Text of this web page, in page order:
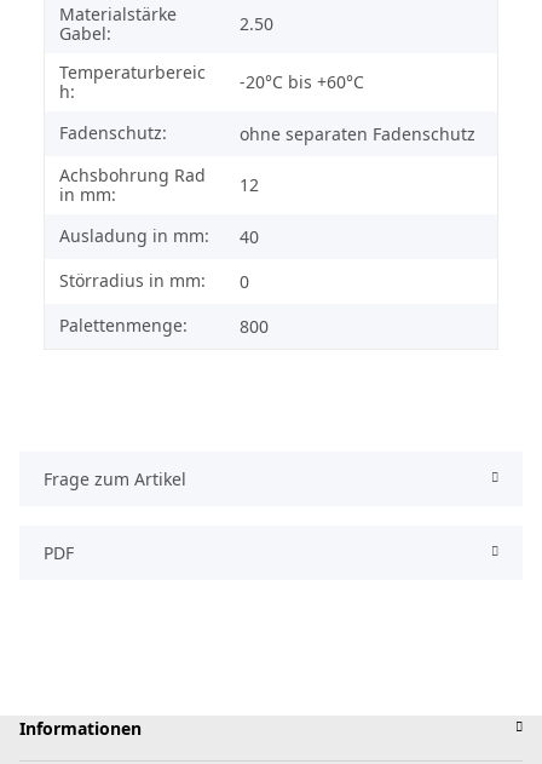
Materialstärke
Gabel:
2.50
Temperaturbereic
h:
-20°C bis +60°C
Fadenschutz:
ohne separaten Fadenschutz
Achsbohrung Rad
in mm:
12
Ausladung in mm:
40
Störradius in mm:
0
Palettenmenge:
800
Frage zum Artikel
PDF
Informationen